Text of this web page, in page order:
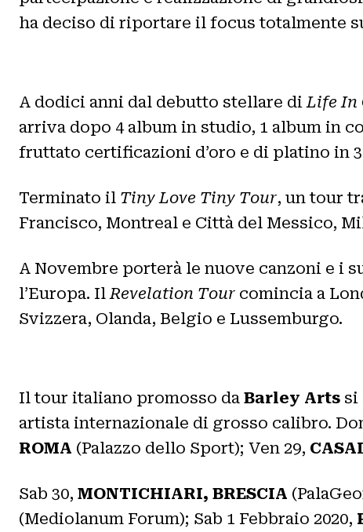
ha deciso di riportare il focus totalmente
A dodici anni dal debutto stellare diLife In
arriva dopo 4 album in studio, 1 album in
fruttato certificazioni d’oro e di platino in
Terminato il Tiny Love Tiny Tour, un tour
Francisco, Montreal e Città del Messico,
A Novembre porterà le nuove canzoni e i
l’Europa. IlRevelation Tour comincia a
Svizzera, Olanda, Belgio e Lussemburgo.
Il tour italiano promosso da Barley Arts si
artista internazionale di grosso calibro.
ROMA (Palazzo dello Sport); Ven 29,
Sab 30, MONTICHIARI, BRESCIA
(Mediolanum Forum); Sab 1 Febbraio 2020,